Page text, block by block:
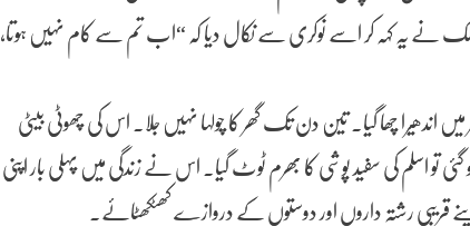
نے یہ کہہ کر اسے نوکری سے نکال دیا کہ “اب تم سے کام نہیں ہوتا،
اندھیرا چھا گیا۔ تین دن تک گھر کا چولہا نہیں جلا۔ اس کی چھوٹی بیٹی
تو اسلم کی سفید پوشی کا بھرم ٹوٹ گیا۔ اس نے زندگی میں پہلی بار اپنی
قریبی رشتہ داروں اور دوستوں کے دروازے کھٹکھٹائے۔